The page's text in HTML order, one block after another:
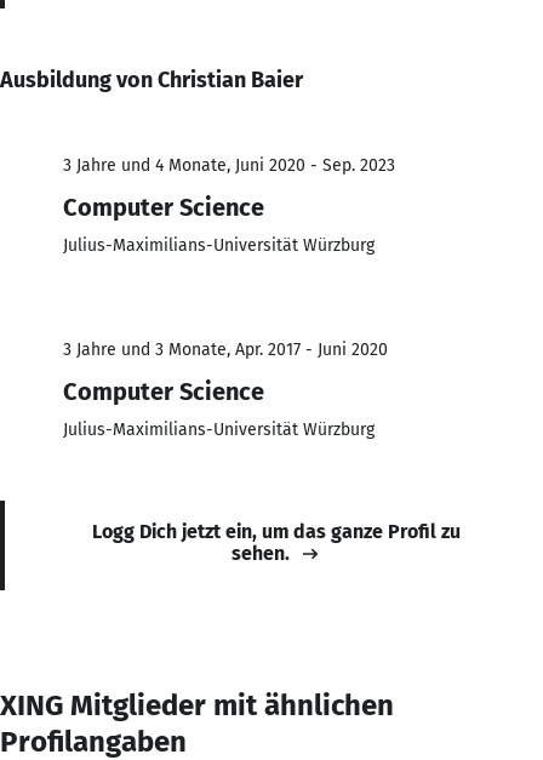
Ausbildung von Christian Baier
3 Jahre und 4 Monate, Juni 2020 - Sep. 2023
Computer Science
Julius-Maximilians-Universität Würzburg
3 Jahre und 3 Monate, Apr. 2017 - Juni 2020
Computer Science
Julius-Maximilians-Universität Würzburg
Logg Dich jetzt ein, um das ganze Profil zu
sehen.
XING Mitglieder mit ähnlichen
Profilangaben